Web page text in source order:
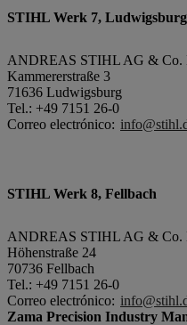
STIHL Werk 7, Ludwigsburg
ANDREAS STIHL AG & Co.
Kammererstraße 3
71636 Ludwigsburg
Tel.: +49 7151 26-0
Correo electrónico:
STIHL Werk 8, Fellbach
ANDREAS STIHL AG & Co.
Höhenstraße 24
70736 Fellbach
Tel.: +49 7151 26-0
Correo electrónico:
Zama Precision Industry